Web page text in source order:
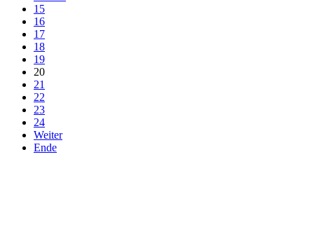
15
16
17
18
19
20
21
22
23
24
Weiter
Ende